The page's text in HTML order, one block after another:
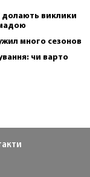
долають виклики
много сезонов
чи варто